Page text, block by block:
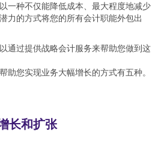
一种不仅能降低成本、最大程度地减少
力的方式将您的所有会计职能外包出
通过提供战略会计服务来帮助您做到这
助您实现业务大幅增长的方式有五种。
长和扩张